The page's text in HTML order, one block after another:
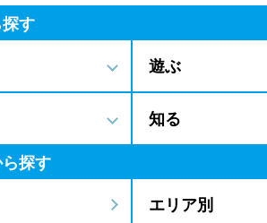
す
遊ぶ
知る
探す
エリア別